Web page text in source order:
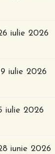
iulie 2026
iulie 2026
iulie 2026
iunie 2026